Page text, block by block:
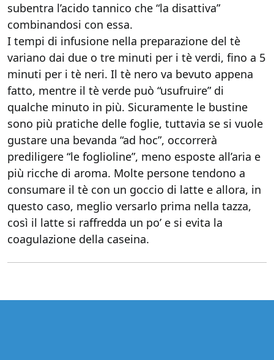
subentra l’acido tannico che “la disattiva”
combinandosi con essa.
I tempi di infusione nella preparazione del tè
variano dai due o tre minuti per i tè verdi, fino a 5
minuti per i tè neri. Il tè nero va bevuto appena
fatto, mentre il tè verde può “usufruire” di
qualche minuto in più. Sicuramente le bustine
sono più pratiche delle foglie, tuttavia se si vuole
gustare una bevanda “ad hoc”, occorrerà
prediligere “le foglioline”, meno esposte all’aria e
più ricche di aroma. Molte persone tendono a
consumare il tè con un goccio di latte e allora, in
questo caso, meglio versarlo prima nella tazza,
così il latte si raffredda un po’ e si evita la
coagulazione della caseina.